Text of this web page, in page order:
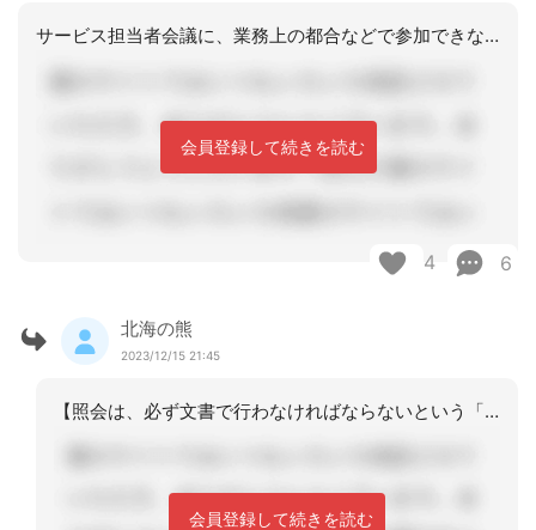
サービス担当者会議に、業務上の都合などで参加できないサービス事業所に対しては、基
会員登録して続きを読む
4 6
北海の熊
2023/12/15 21:45
【照会は、必ず文書で行わなければならないという「法的な根拠」は示されておらず、電
会員登録して続きを読む